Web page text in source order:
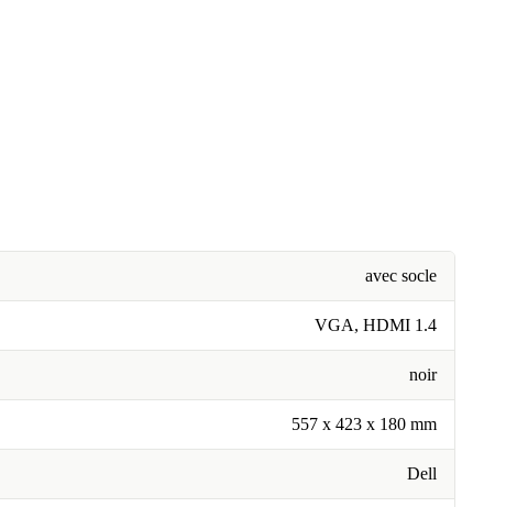
avec socle
VGA, HDMI 1.4
noir
557 x 423 x 180 mm
Dell